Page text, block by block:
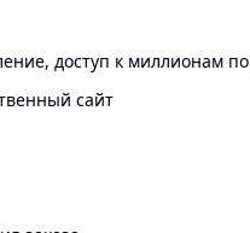
доступ к миллионам
сайт